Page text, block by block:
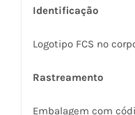
Identificação
Logotipo FCS no
Rastreamento
Embalagem com